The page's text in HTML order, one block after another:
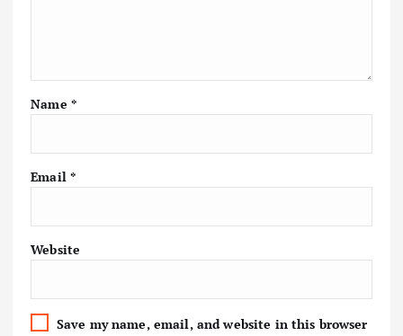
Name *
Email *
Website
Save my name, email, and website in this browser